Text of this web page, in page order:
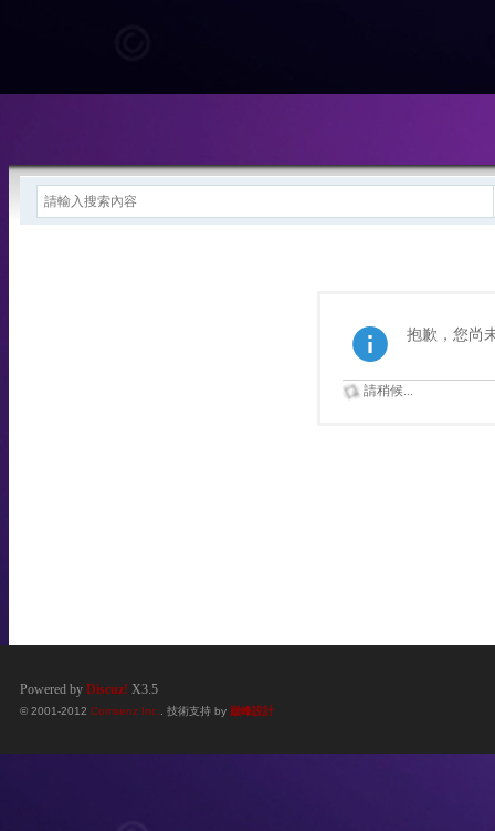
抱歉，您尚
請稍候...
Powered by Discuz! X3.5
© 2001-2012 Comsenz Inc. . 技術支持 by 巔峰設計